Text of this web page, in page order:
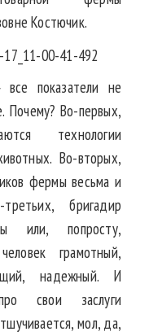
Костючик.
показатели не
Почему? Во-первых,
технологии
Во-вторых,
фермы весьма и
бригадир
или, попросту,
грамотный,
надежный. И
свои заслуги
мол, да,